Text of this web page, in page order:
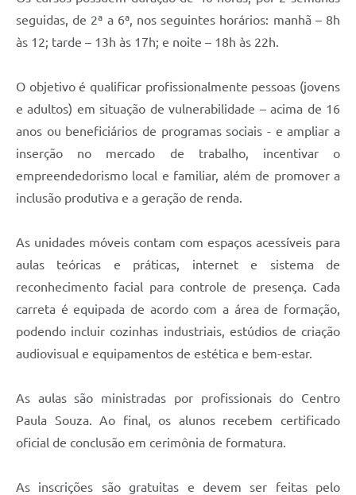
seguidas, de 2ª a 6ª, nos seguintes horários: manhã – 8h
às 12; tarde – 13h às 17h; e noite – 18h às 22h.
O objetivo é qualificar profissionalmente pessoas (jovens
e adultos) em situação de vulnerabilidade – acima de 16
anos ou beneficiários de programas sociais - e ampliar a
inserção no mercado de trabalho, incentivar o
empreendedorismo local e familiar, além de promover a
inclusão produtiva e a geração de renda.
As unidades móveis contam com espaços acessíveis para
aulas teóricas e práticas, internet e sistema de
reconhecimento facial para controle de presença. Cada
carreta é equipada de acordo com a área de formação,
podendo incluir cozinhas industriais, estúdios de criação
audiovisual e equipamentos de estética e bem-estar.
As aulas são ministradas por profissionais do Centro
Paula Souza. Ao final, os alunos recebem certificado
oficial de conclusão em cerimônia de formatura.
As inscrições são gratuitas e devem ser feitas pelo